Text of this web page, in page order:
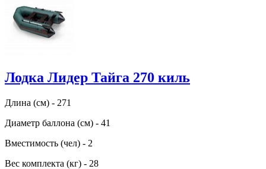
Лодка Лидер Тайга 270 киль
Длина (см) - 271
Диаметр баллона (см) - 41
Вместимость (чел) - 2
Вес комплекта (кг) - 28